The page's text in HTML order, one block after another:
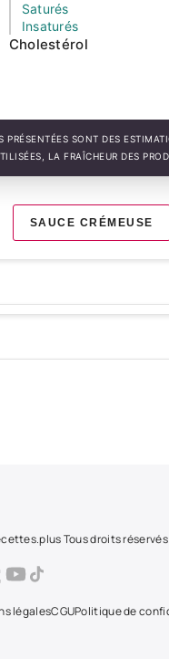
Saturés
Insaturés
Cholestérol
PRÉSENTÉES SONT DES
LA FRAÎCHEUR DES
SAUCE CRÉMEUSE
Tous droits réservés
légalesCGUPolitique de